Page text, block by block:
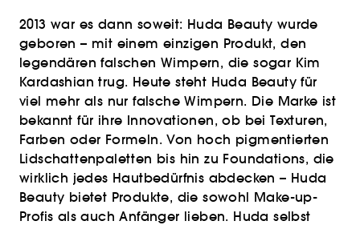
2013 war es dann soweit: Huda Beauty wurde
geboren – mit einem einzigen Produkt, den
legendären falschen Wimpern, die sogar Kim
Kardashian trug. Heute steht Huda Beauty für
viel mehr als nur falsche Wimpern. Die Marke ist
bekannt für ihre Innovationen, ob bei Texturen,
Farben oder Formeln. Von hoch pigmentierten
Lidschattenpaletten bis hin zu Foundations, die
wirklich jedes Hautbedürfnis abdecken – Huda
Beauty bietet Produkte, die sowohl Make-up-
Profis als auch Anfänger lieben. Huda selbst